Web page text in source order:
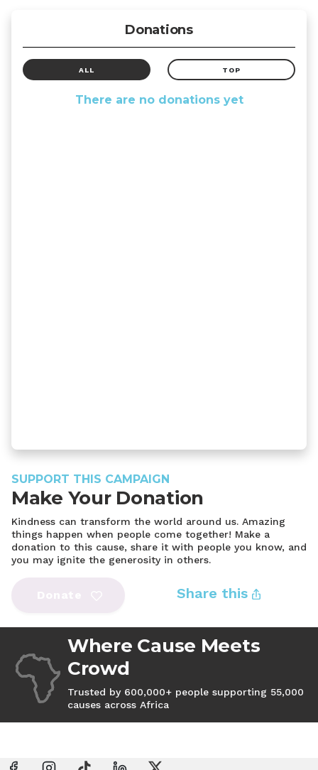
Donations
ALL TOP
There are no donations yet
SUPPORT THIS CAMPAIGN
Make Your Donation
Kindness can transform the world around us. Amazing
things happen when people come together! Make a
donation to this cause, share it with people you know, and
you may ignite the generosity in others.
Share this
Where Cause Meets
Crowd
Trusted by 600,000+ people supporting 55,000
causes across Africa